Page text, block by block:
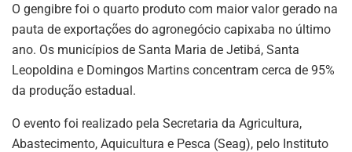
O gengibre foi o quarto produto com maior valor gerado na
pauta de exportações do agronegócio capixaba no último
ano. Os municípios de Santa Maria de Jetibá, Santa
Leopoldina e Domingos Martins concentram cerca de 95%
da produção estadual.
O evento foi realizado pela Secretaria da Agricultura,
Abastecimento, Aquicultura e Pesca (Seag), pelo Instituto